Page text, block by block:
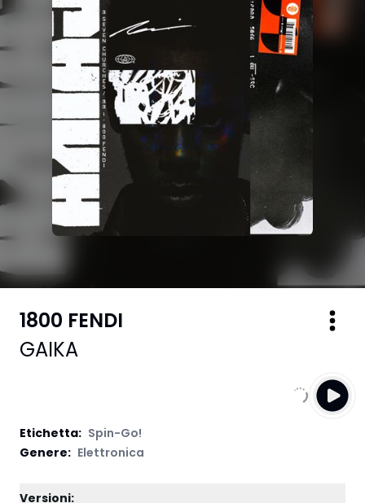
1800 FENDI
GAIKA
Etichetta: Spin-Go!
Genere: Elettronica
Versioni: